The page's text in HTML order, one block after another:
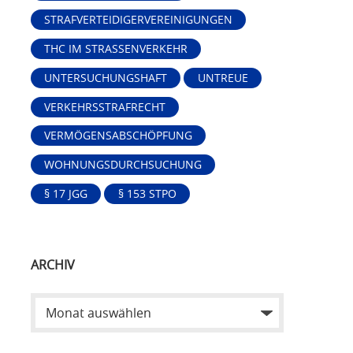
STRAFVERTEIDIGERVEREINIGUNGEN
THC IM STRASSENVERKEHR
UNTERSUCHUNGSHAFT
UNTREUE
VERKEHRSSTRAFRECHT
VERMÖGENSABSCHÖPFUNG
WOHNUNGSDURCHSUCHUNG
§ 17 JGG
§ 153 STPO
ARCHIV